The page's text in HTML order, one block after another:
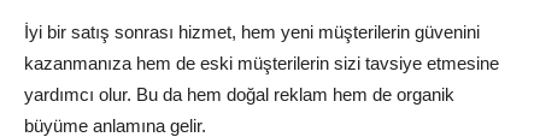
İyi bir satış sonrası hizmet, hem yeni müşterilerin güvenini
kazanmanıza hem de eski müşterilerin sizi tavsiye etmesine
yardımcı olur. Bu da hem doğal reklam hem de organik
büyüme anlamına gelir.